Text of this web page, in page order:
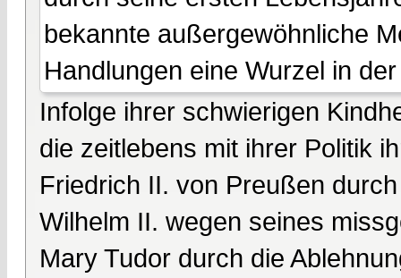
bekannte außergewöhnliche
Handlungen eine Wurzel in
Infolge ihrer schwierigen
die zeitlebens mit ihrer Politik
Friedrich II. von Preußen
Wilhelm II. wegen seines
Mary Tudor durch die